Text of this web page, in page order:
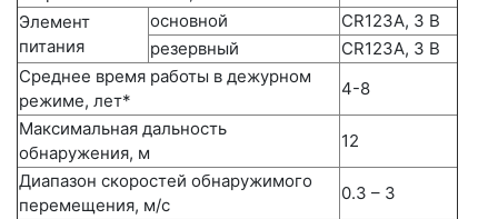
Элемент
питания
основной
CR123A, 3 В
резервный
CR123A, 3 В
Среднее время работы в дежурном
режиме, лет*
4-8
Максимальная дальность
обнаружения, м
12
Диапазон скоростей обнаружимого
перемещения, м/с
0.3 – 3